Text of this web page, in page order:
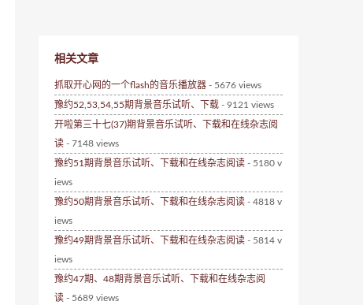
相关文章
抓取开心网的一个flash的音乐播放器 - 5676 views
豫约52,53,54,55期背景音乐试听、下载 - 9121 views
开啦第三十七(37)期背景音乐试听、下载和在线杂志阅
读 - 7148 views
豫约51期背景音乐试听、下载和在线杂志阅读 - 5180 v
iews
豫约50期背景音乐试听、下载和在线杂志阅读 - 4818 v
iews
豫约49期背景音乐试听、下载和在线杂志阅读 - 5814 v
iews
豫约47期、48期背景音乐试听、下载和在线杂志阅
读 - 5689 views